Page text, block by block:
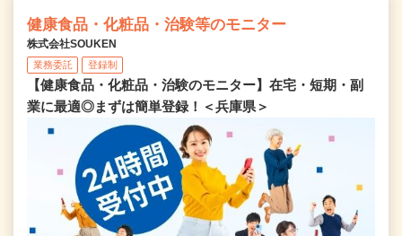
健康食品・化粧品・治験等のモニター
株式会社SOUKEN
業務委託 登録制
【健康食品・化粧品・治験のモニター】在宅・短期・副
業に最適◎まずは簡単登録！＜兵庫県＞